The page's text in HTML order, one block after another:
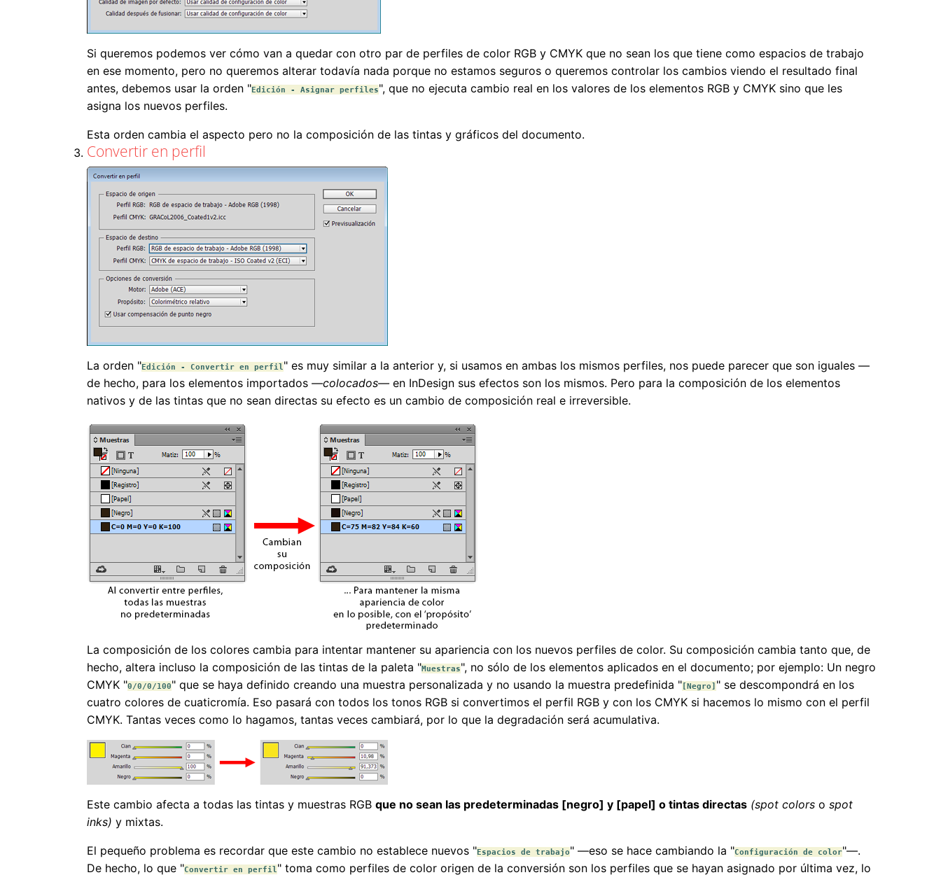
Si queremos podemos ver cómo van a quedar con otro par de perfiles de color RGB y CMYK que no sean los que tiene como espacios de trabajo
en ese momento, pero no queremos alterar todavía nada porque no estamos seguros o queremos controlar los cambios viendo el resultado final
antes, debemos usar la orden "Edición - Asignar perfiles", que no ejecuta cambio real en los valores de los elementos RGB y CMYK sino que les
asigna los nuevos perfiles.
Esta orden cambia el aspecto pero no la composición de las tintas y gráficos del documento.
Convertir en perfil
La orden "Edición - Convertir en perfil" es muy similar a la anterior y, si usamos en ambas los mismos perfiles, nos puede parecer que son iguales —
de hecho, para los elementos importados —colocados— en InDesign sus efectos son los mismos. Pero para la composición de los elementos
nativos y de las tintas que no sean directas su efecto es un cambio de composición real e irreversible.
La composición de los colores cambia para intentar mantener su apariencia con los nuevos perfiles de color. Su composición cambia tanto que, de
hecho, altera incluso la composición de las tintas de la paleta "Muestras", no sólo de los elementos aplicados en el documento; por ejemplo: Un negro
CMYK "0/0/0/100" que se haya definido creando una muestra personalizada y no usando la muestra predefinida " [Negro] " se descompondrá en los
cuatro colores de cuaticromía. Eso pasará con todos los tonos RGB si convertimos el perfil RGB y con los CMYK si hacemos lo mismo con el perfil
CMYK. Tantas veces como lo hagamos, tantas veces cambiará, por lo que la degradación será acumulativa.
Este cambio afecta a todas las tintas y muestras RGB que no sean las predeterminadas [negro] y [papel] o tintas directas (spot colors o spot
inks) y mixtas.
El pequeño problema es recordar que este cambio no establece nuevos "Espacios de trabajo" —eso se hace cambiando la "Configuración de color"—.
De hecho, lo que "Convertir en perfil" toma como perfiles de color origen de la conversión son los perfiles que se hayan asignado por última vez, lo